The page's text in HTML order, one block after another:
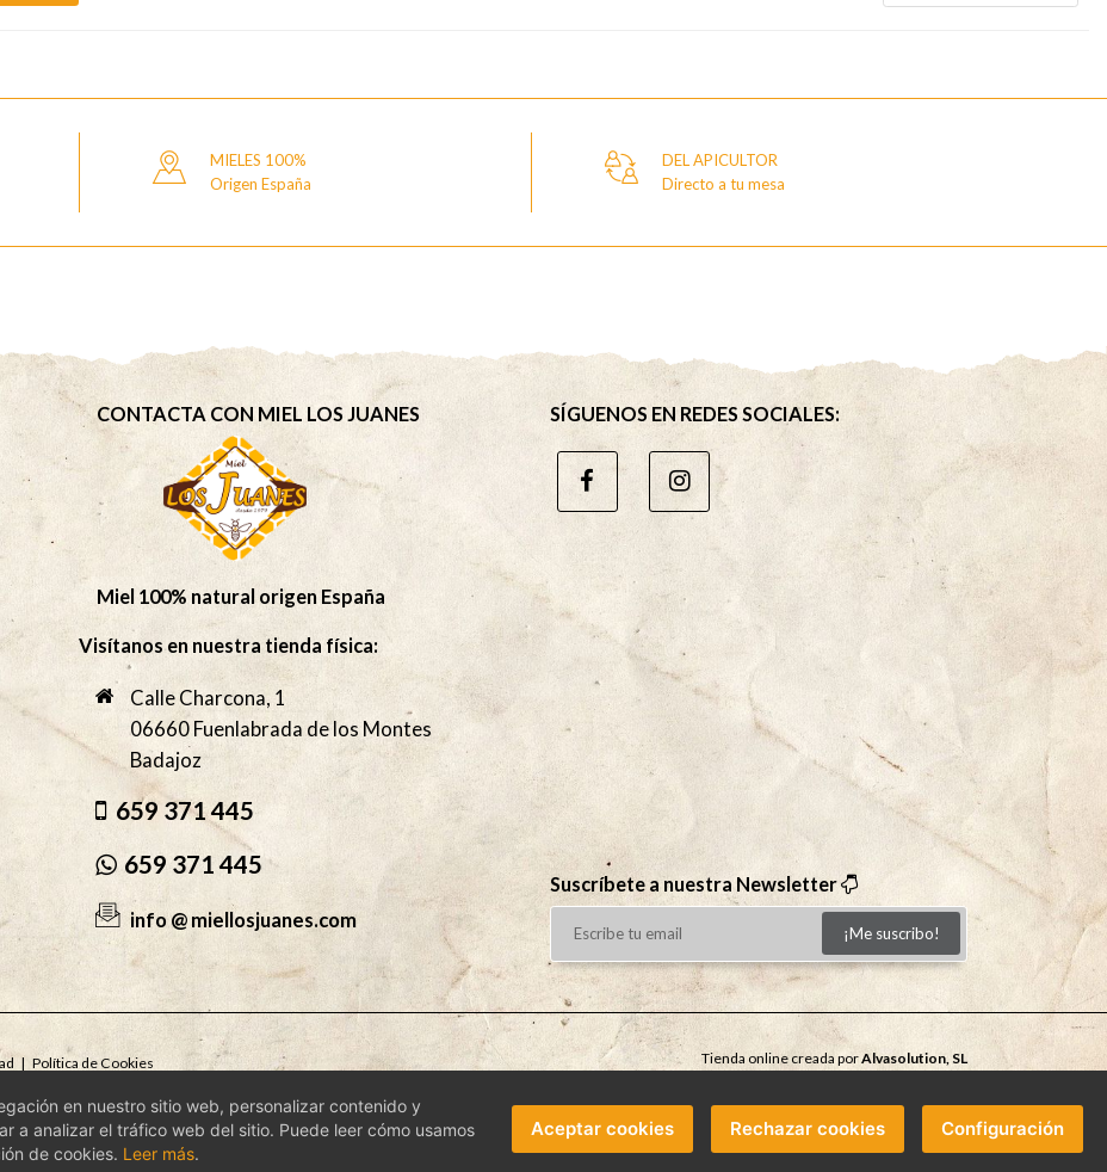
MIELES 100%
Origen España
DEL APICULTOR
Directo a tu mesa
CONTACTA CON MIEL LOS JUANES
Miel 100% natural origen España
Visítanos en nuestra tienda física:
Calle Charcona, 1
06660 Fuenlabrada de los Montes
Badajoz
659 371 445
659 371 445
info @ miellosjuanes.com
SÍGUENOS EN REDES SOCIALES:
Suscríbete a nuestra Newsletter
¡Me suscribo!
| Política de Cookies Tienda online creada porAlvasolution, SL
Métodos de pago aceptados:
en nuestro sitio web, personalizar contenido y
a analizar el tráfico web del sitio. Puede leer cómo usamos
de cookies. Leer más.
Aceptar cookies Rechazar cookies Configuración